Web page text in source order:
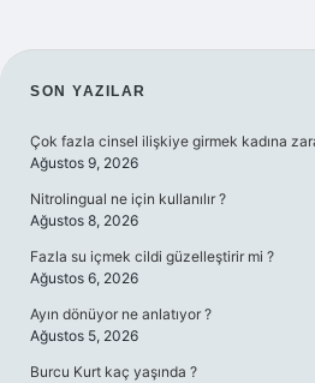
SIDEBAR
SON YAZILAR
Çok fazla cinsel ilişkiye girmek kadına
Ağustos 9, 2026
Nitrolingual ne için kullanılır ?
Ağustos 8, 2026
Fazla su içmek cildi güzelleştirir mi ?
Ağustos 6, 2026
Ayın dönüyor ne anlatıyor ?
Ağustos 5, 2026
Burcu Kurt kaç yaşında ?